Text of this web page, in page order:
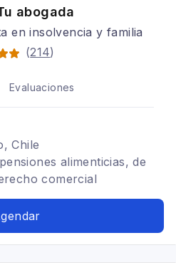
abogada
en insolvencia y familia
(214)
Evaluaciones
Chile
alimenticias, de
comercial